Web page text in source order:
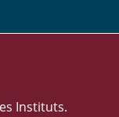
Instituts.